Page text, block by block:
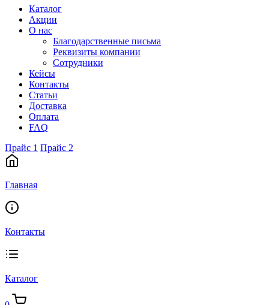
Каталог
Акции
О нас
Благодарственные письма
Реквизиты компании
Сотрудники
Кейсы
Контакты
Статьи
Доставка
Оплата
FAQ
Прайс 1 Прайс 2
Главная
Контакты
Каталог